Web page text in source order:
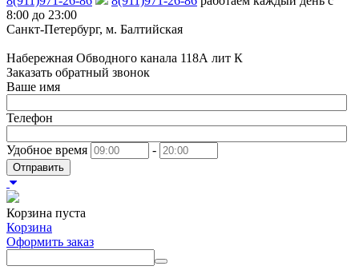
8:00 до 23:00
Санкт-Петербург, м. Балтийская
Набережная Обводного канала 118А лит К
Заказать обратный звонок
Ваше имя
Телефон
Удобное время -
Отправить
Корзина пуста
Корзина
Оформить заказ